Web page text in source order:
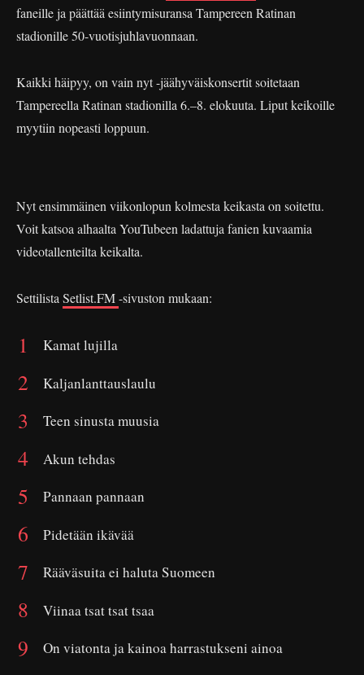
faneille ja päättää esiintymisuransa Tampereen Ratinan
stadionille 50-vuotisjuhlavuonnaan.
Kaikki häipyy, on vain nyt -jäähyväiskonsertit soitetaan
Tampereella Ratinan stadionilla 6.–8. elokuuta. Liput keikoille
myytiin nopeasti loppuun.
Nyt ensimmäinen viikonlopun kolmesta keikasta on soitettu.
Voit katsoa alhaalta YouTubeen ladattuja fanien kuvaamia
videotallenteilta keikalta.
Settilista Setlist.FM-sivuston mukaan:
Kamat lujilla
Kaljanlanttauslaulu
Teen sinusta muusia
Akun tehdas
Pannaan pannaan
Pidetään ikävää
Rääväsuita ei haluta Suomeen
Viinaa tsat tsat tsaa
On viatonta ja kainoa harrastukseni ainoa